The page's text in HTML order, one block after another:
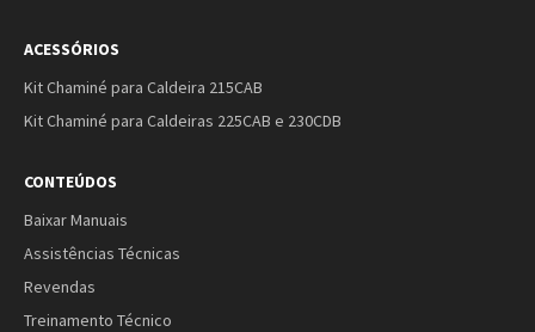
ACESSÓRIOS
Kit Chaminé para Caldeira 215CAB
Kit Chaminé para Caldeiras 225CAB e 230CDB
CONTEÚDOS
Baixar Manuais
Assistências Técnicas
Revendas
Treinamento Técnico